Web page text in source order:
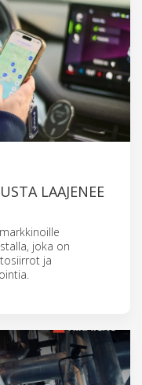
LAAJENEE
joka on
ja